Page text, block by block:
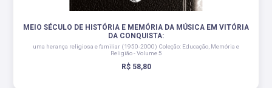
MEIO SÉCULO DE HISTÓRIA E MEMÓRIA DA MÚSICA EM VITÓRIA
DA CONQUISTA:
uma herança religiosa e familiar (1950-2000) Coleção: Educação, Memória e
Religião - Volume 5
R$ 58,80